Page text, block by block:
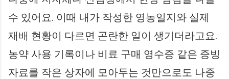
수 있어요. 이때 내가 작성한 영농일지와 실제
재배 현황이 다르면 곤란한 일이 생기더라고요.
농약 사용 기록이나 비료 구매 영수증 같은 증빙
자료를 작은 상자에 모아두는 것만으로도 나중